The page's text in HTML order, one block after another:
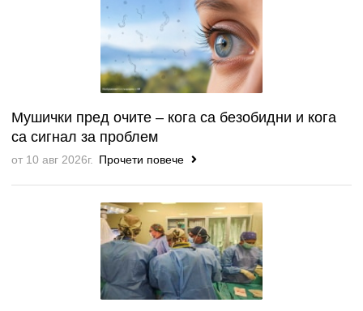
Мушички пред очите – кога са безобидни и кога
са сигнал за проблем
от 10 авг 2026г. Прочети повече